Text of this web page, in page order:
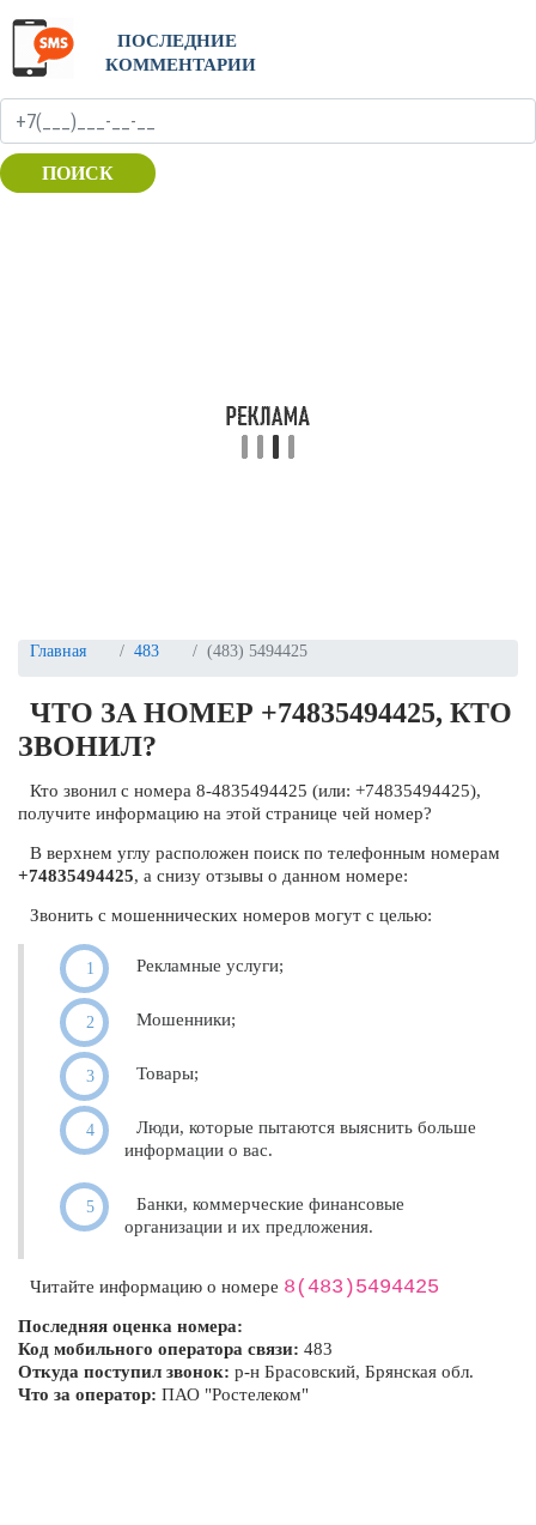
ПОСЛЕДНИЕ
КОММЕНТАРИИ
ПОИСК
Главная 483 (483) 5494425
ЧТО ЗА НОМЕР +74835494425, КТО
ЗВОНИЛ?
Кто звонил с номера 8-4835494425 (или: +74835494425),
получите информацию на этой странице чей номер?
В верхнем углу расположен поиск по телефонным номерам
+74835494425, а снизу отзывы о данном номере:
Звонить с мошеннических номеров могут с целью:
Рекламные услуги;
Мошенники;
Товары;
Люди, которые пытаются выяснить больше
информации о вас.
Банки, коммерческие финансовые
организации и их предложения.
Читайте информацию о номере 8(483)5494425
Последняя оценка номера:
Код мобильного оператора связи: 483
Откуда поступил звонок: р-н Брасовский, Брянская обл.
Что за оператор: ПАО "Ростелеком"